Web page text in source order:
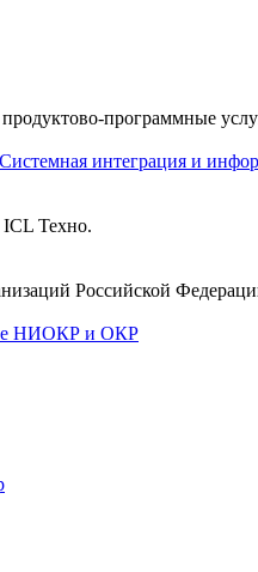
программные
Системная интеграция и
ICL Техно.
Российской
НИОКР и ОКР